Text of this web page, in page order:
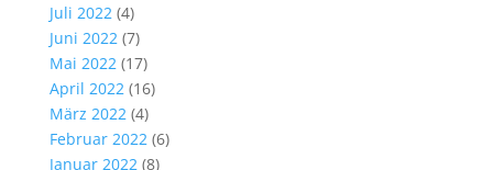
Juli 2022(4)
Juni 2022(7)
Mai 2022(17)
April 2022(16)
März 2022(4)
Februar 2022(6)
Januar 2022(8)